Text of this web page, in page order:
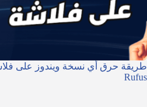
طريقة حرق أي نسخة ويندوز على
Rufus